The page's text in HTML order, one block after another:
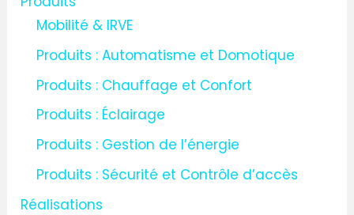
Mobilité & IRVE
Produits : Automatisme et Domotique
Produits : Chauffage et Confort
Produits : Éclairage
Produits : Gestion de l’énergie
Produits : Sécurité et Contrôle d’accès
Réalisations